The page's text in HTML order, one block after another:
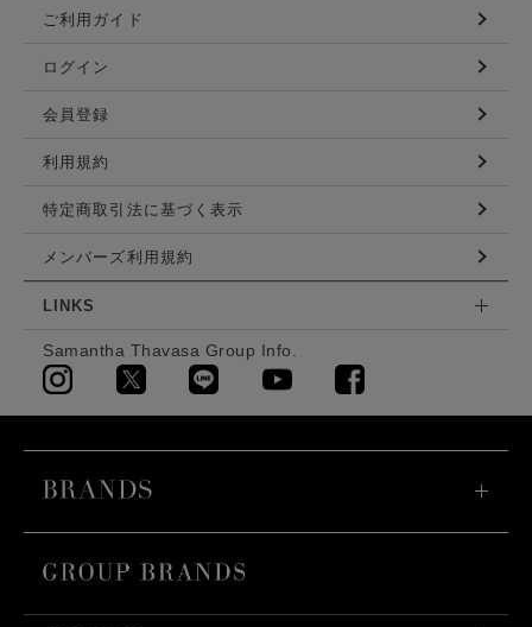
ご利用ガイド
ログイン
会員登録
利用規約
特定商取引法に基づく表示
メンバーズ利用規約
LINKS
Samantha Thavasa Group Info.